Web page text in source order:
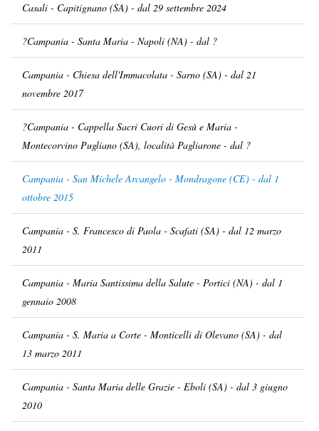
Casali - Capitignano (SA) - dal 29 settembre 2024
?Campania - Santa Maria - Napoli (NA) - dal ?
Campania - Chiesa dell'Immacolata - Sarno (SA) - dal 21
novembre 2017
?Campania - Cappella Sacri Cuori di Gesù e Maria -
Montecorvino Pugliano (SA), località Pagliarone - dal ?
Campania - San Michele Arcangelo - Mondragone (CE) - dal 1
ottobre 2015
Campania - S. Francesco di Paola - Scafati (SA) - dal 12 marzo
2011
Campania - Maria Santissima della Salute - Portici (NA) - dal 1
gennaio 2008
Campania - S. Maria a Corte - Monticelli di Olevano (SA) - dal
13 marzo 2011
Campania - Santa Maria delle Grazie - Eboli (SA) - dal 3 giugno
2010